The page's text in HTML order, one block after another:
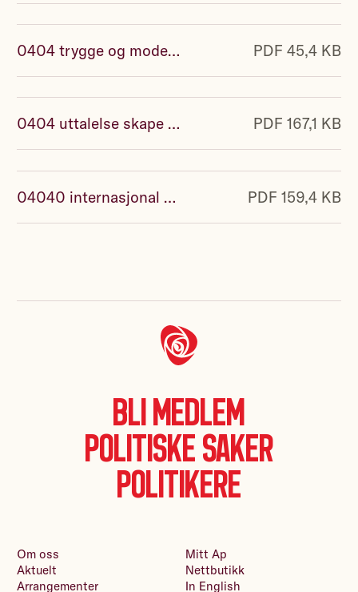
0404 trygge og moderne byer som skaper muligheter for alle.pdf PDF 45,4 KB
0404 uttalelse skape og dele.pdf PDF 167,1 KB
04040 internasjonal uttalelse.pdf PDF 159,4 KB
Bli medlem
Politiske saker
Politikere
Om oss
Aktuelt
Arrangementer
Mitt Ap
Nettbutikk
In English